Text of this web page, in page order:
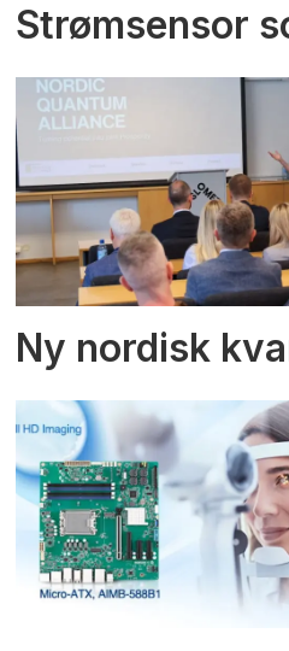
Strømsensor
Ny nordisk